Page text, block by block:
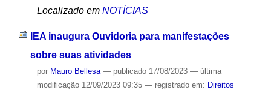
Localizado em NOTÍCIAS
IEA inaugura Ouvidoria para manifestações
sobre suas atividades
por Mauro Bellesa — publicado17/08/2023 — última
modificação12/09/2023 09:35 — registrado em: Direitos